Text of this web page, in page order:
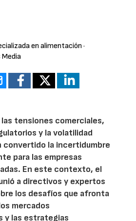
en alimentación ·
tensiones comerciales,
y la volatilidad
convertido la incertidumbre
para las empresas
En este contexto, el
a directivos y expertos
los desafíos que afronta
mercados
y las estrategias